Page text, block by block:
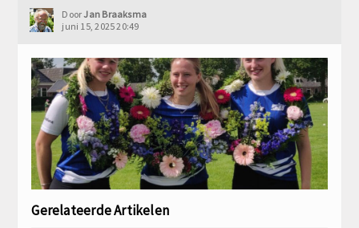
DoorJan Braaksma
juni 15, 2025 20:49
Gerelateerde Artikelen